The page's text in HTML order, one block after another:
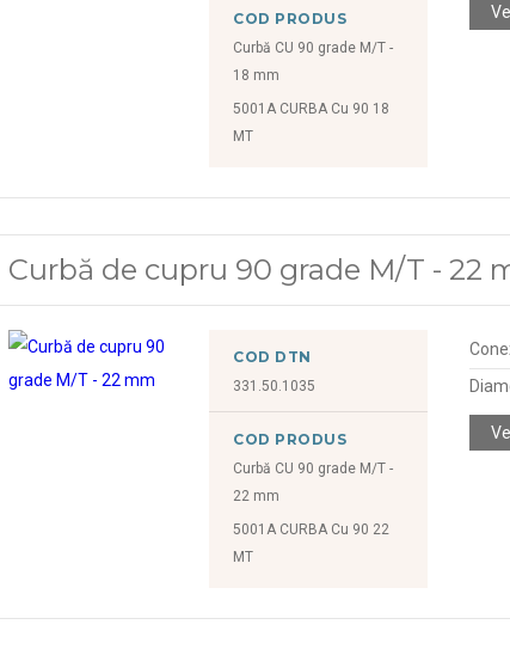
COD PRODUS
Curbă CU 90 grade M/T -
18 mm
5001A CURBA Cu 90 18
MT
Curbă de cupru 90 grade M/T - 22
COD DTN
331.50.1035
COD PRODUS
Curbă CU 90 grade M/T -
22 mm
5001A CURBA Cu 90 22
MT